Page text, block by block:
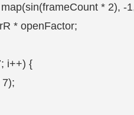
* 2), -1,
* openFactor;
i++) {
7);